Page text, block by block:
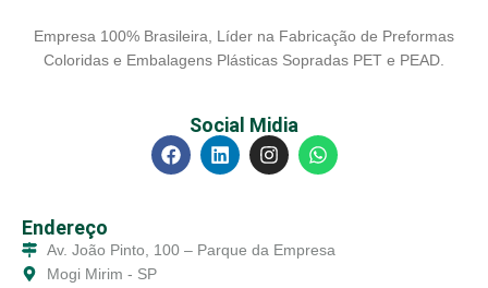
Empresa 100% Brasileira, Líder na Fabricação de Preformas
Coloridas e Embalagens Plásticas Sopradas PET e PEAD.
Social Midia
Endereço
Av. João Pinto, 100 – Parque da Empresa
Mogi Mirim - SP